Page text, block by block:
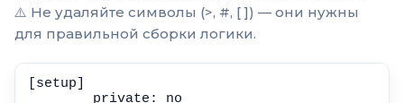
⚠️ Не удаляйте символы (>, #, [ ]) — они нужны
для правильной сборки логики.